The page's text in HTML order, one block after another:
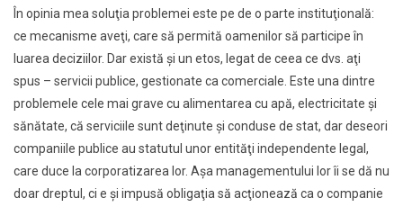
În opinia mea soluţia problemei este pe de o parte instituţională:
ce mecanisme aveţi, care să permită oamenilor să participe în
luarea deciziilor. Dar există şi un etos, legat de ceea ce dvs. aţi
spus – servicii publice, gestionate ca comerciale. Este una dintre
problemele cele mai grave cu alimentarea cu apă, electricitate şi
sănătate, că serviciile sunt deţinute şi conduse de stat, dar deseori
companiile publice au statutul unor entităţi independente legal,
care duce la corporatizarea lor. Aşa managementului lor îi se dă nu
doar dreptul, ci e şi impusă obligaţia să acţionează ca o companie